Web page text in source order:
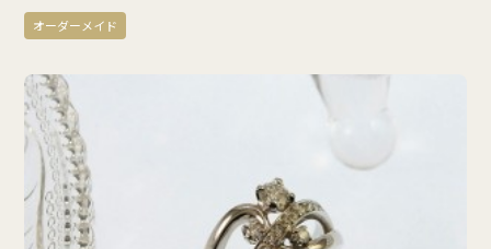
オーダーメイド